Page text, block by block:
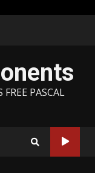
PASCAL